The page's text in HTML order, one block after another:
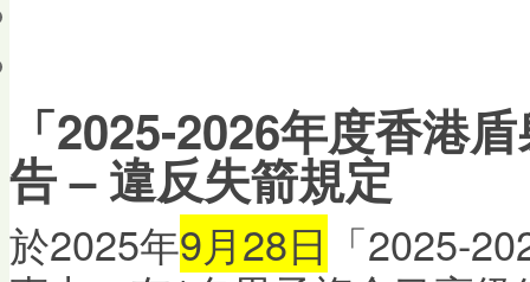
「2025-2026年度香港
告 – 違反失箭規定
於2025年9月28日 「2025-